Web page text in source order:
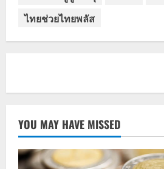
ไทยช่วยไทยพลัส
YOU MAY HAVE MISSED